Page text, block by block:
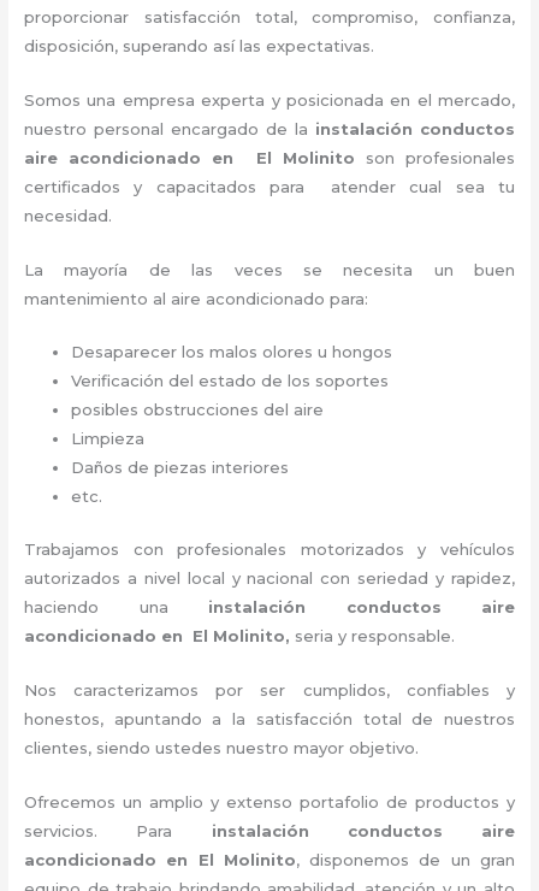
proporcionar satisfacción total, compromiso, confianza,
disposición, superando así las expectativas.
Somos una empresa experta y posicionada en el mercado,
nuestro personal encargado de la instalación conductos
aire acondicionado en El Molinito son profesionales
certificados y capacitados para atender cual sea tu
necesidad.
La mayoría de las veces se necesita un buen
mantenimiento al aire acondicionado para:
Desaparecer los malos olores u hongos
Verificación del estado de los soportes
posibles obstrucciones del aire
Limpieza
Daños de piezas interiores
etc.
Trabajamos con profesionales motorizados y vehículos
autorizados a nivel local y nacional con seriedad y rapidez,
haciendo una instalación conductos aire
acondicionado en El Molinito, seria y responsable.
Nos caracterizamos por ser cumplidos, confiables y
honestos, apuntando a la satisfacción total de nuestros
clientes, siendo ustedes nuestro mayor objetivo.
Ofrecemos un amplio y extenso portafolio de productos y
servicios. Para instalación conductos aire
acondicionado
en El Molinito, disponemos de un gran